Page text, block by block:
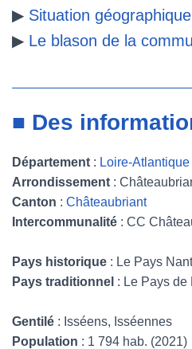
▶ Situation géographique
▶ Le blason de la
■ Des
Département : Loire-Atlantique
Arrondissement :
Canton : Châteaubriant
Intercommunalité : CC
Pays historique : Le Pays
Pays traditionnel : Le Pays de
Gentilé : Isséens, Isséennes
Population : 1 794 hab. (2021)